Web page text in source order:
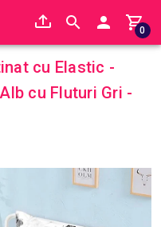
0
cu Elastic -
cu Fluturi Gri -